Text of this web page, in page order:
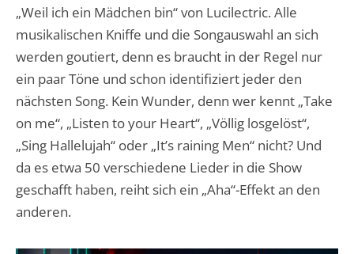
„Weil ich ein Mädchen bin“ von Lucilectric. Alle
musikalischen Kniffe und die Songauswahl an sich
werden goutiert, denn es braucht in der Regel nur
ein paar Töne und schon identifiziert jeder den
nächsten Song. Kein Wunder, denn wer kennt „Take
on me“, „Listen to your Heart“, „Völlig losgelöst“,
„Sing Hallelujah“ oder „It’s raining Men“ nicht? Und
da es etwa 50 verschiedene Lieder in die Show
geschafft haben, reiht sich ein „Aha“-Effekt an den
anderen.